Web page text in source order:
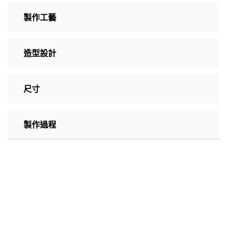
製作工藝
造型設計
尺寸
製作過程